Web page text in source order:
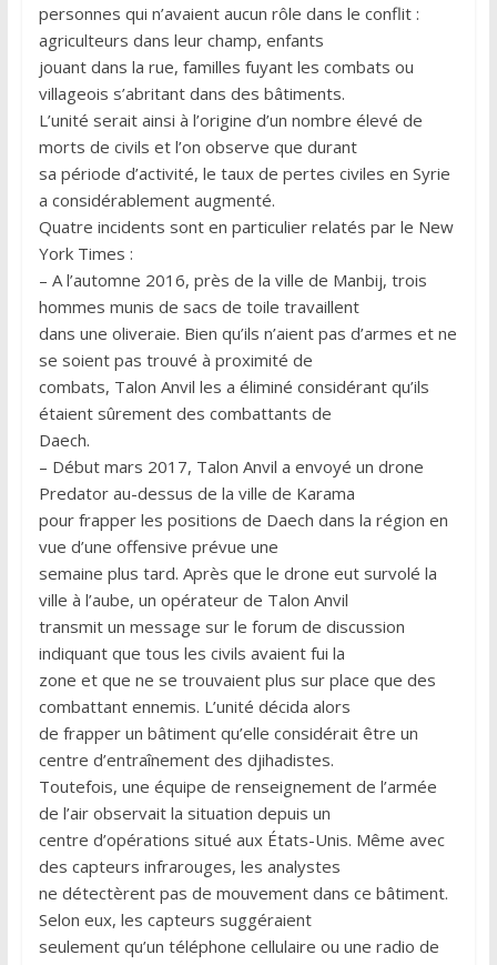
personnes qui n’avaient aucun rôle dans le conflit :
agriculteurs dans leur champ, enfants
jouant dans la rue, familles fuyant les combats ou
villageois s’abritant dans des bâtiments.
L’unité serait ainsi à l’origine d’un nombre élevé de
morts de civils et l’on observe que durant
sa période d’activité, le taux de pertes civiles en Syrie
a considérablement augmenté.
Quatre incidents sont en particulier relatés par le New
York Times :
– A l’automne 2016, près de la ville de Manbij, trois
hommes munis de sacs de toile travaillent
dans une oliveraie. Bien qu’ils n’aient pas d’armes et ne
se soient pas trouvé à proximité de
combats, Talon Anvil les a éliminé considérant qu’ils
étaient sûrement des combattants de
Daech.
– Début mars 2017, Talon Anvil a envoyé un drone
Predator au-dessus de la ville de Karama
pour frapper les positions de Daech dans la région en
vue d’une offensive prévue une
semaine plus tard. Après que le drone eut survolé la
ville à l’aube, un opérateur de Talon Anvil
transmit un message sur le forum de discussion
indiquant que tous les civils avaient fui la
zone et que ne se trouvaient plus sur place que des
combattant ennemis. L’unité décida alors
de frapper un bâtiment qu’elle considérait être un
centre d’entraînement des djihadistes.
Toutefois, une équipe de renseignement de l’armée
de l’air observait la situation depuis un
centre d’opérations situé aux États-Unis. Même avec
des capteurs infrarouges, les analystes
ne détectèrent pas de mouvement dans ce bâtiment.
Selon eux, les capteurs suggéraient
seulement qu’un téléphone cellulaire ou une radio de